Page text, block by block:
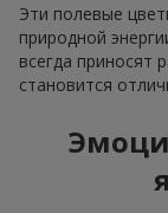
Эти полевые
природной
всегда приносят
становится